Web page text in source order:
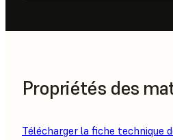
Propriétés des
Télécharger la fiche technique